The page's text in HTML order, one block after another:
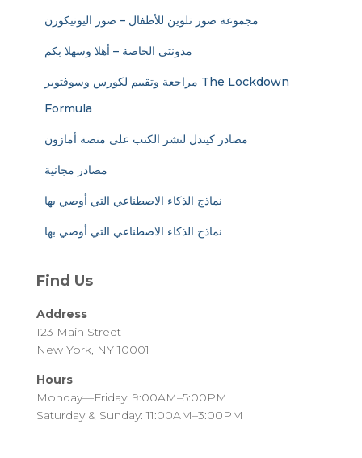
مجموعة صور تلوين للأطفال – صور اليونيكورن
مدونتي الخاصة – أهلا وسهلا بكم
مراجعة وتقييم لكورس وسوفتوير The Lockdown
Formula
مصادر كيندل لنشر الكتب على منصة أمازون
مصادر مجانية
نماذج الذكاء الاصطناعي التي أوصي بها
نماذج الذكاء الاصطناعي التي أوصي بها
Find Us
Address
123 Main Street
New York, NY 10001
Hours
Monday—Friday: 9:00AM–5:00PM
Saturday & Sunday: 11:00AM–3:00PM